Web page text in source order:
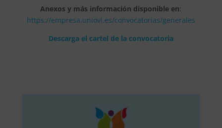
Anexos y más información disponible en:
https://empresa.uniovi.es/convocatorias/generales
Descarga el cartel de la convocatoria